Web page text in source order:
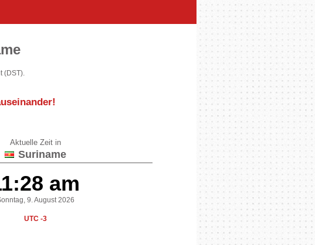
(DST).
!
Aktuelle Zeit in
Suriname
am
9. August 2026
UTC -3